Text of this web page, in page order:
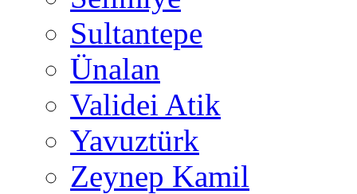
Sultantepe
Ünalan
Validei Atik
Yavuztürk
Zeynep Kamil